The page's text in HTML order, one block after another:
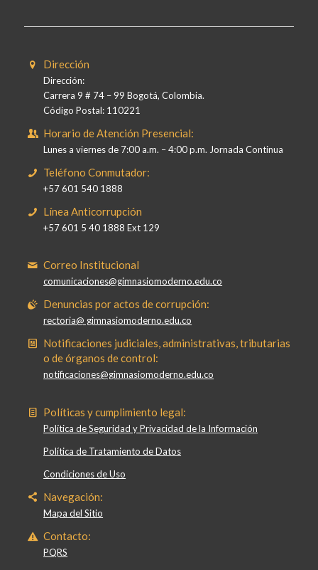
Dirección
Dirección:
Carrera 9 # 74 – 99 Bogotá, Colombia.
Código Postal: 110221
Horario de Atención Presencial:
Lunes a viernes de 7:00 a.m. – 4:00 p.m. Jornada Continua
Teléfono Conmutador:
+57 601 540 1888
Línea Anticorrupción
+57 601 5 40 1888 Ext 129
Correo Institucional
comunicaciones@gimnasiomoderno.edu.co
Denuncias por actos de corrupción:
rectoria@ gimnasiomoderno.edu.co
Notificaciones judiciales, administrativas, tributarias
o de órganos de control:
notificaciones@gimnasiomoderno.edu.co
Políticas y cumplimiento legal:
Política de Seguridad y Privacidad de la Información
Política de Tratamiento de Datos
Condiciones de Uso
Navegación:
Mapa del Sitio
Contacto:
PQRS